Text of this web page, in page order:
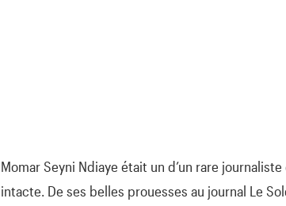
Momar Seyni Ndiaye était un d’un rare
intacte. De ses belles prouesses au journal Le